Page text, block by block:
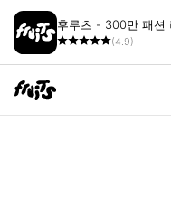
후루츠 - 300만 패션
(4.9)